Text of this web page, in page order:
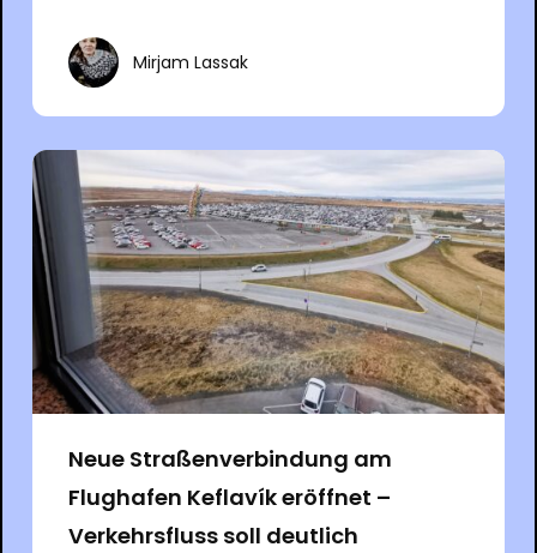
Mirjam Lassak
Neue Straßenverbindung am
Flughafen Keflavík eröffnet –
Verkehrsfluss soll deutlich